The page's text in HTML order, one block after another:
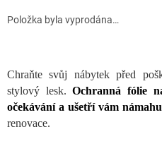
Položka byla vyprodána…
Chraňte svůj nábytek před
stylový lesk.Ochranná fólie
očekávání a ušetří vám
renovace.